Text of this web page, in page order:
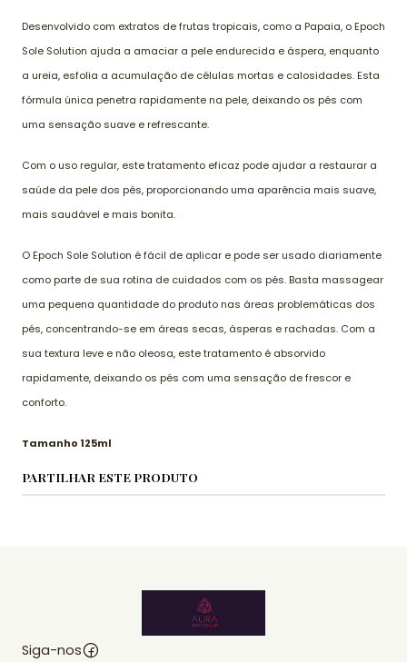
Desenvolvido com extratos de frutas tropicais, como a Papaia, o Epoch
Sole Solution ajuda a amaciar a pele endurecida e áspera, enquanto
a ureia, esfolia a acumulação de células mortas e calosidades. Esta
fórmula única penetra rapidamente na pele, deixando os pés com
uma sensação suave e refrescante.
Com o uso regular, este tratamento eficaz pode ajudar a restaurar a
saúde da pele dos pés, proporcionando uma aparência mais suave,
mais saudável e mais bonita.
O Epoch Sole Solution é fácil de aplicar e pode ser usado diariamente
como parte de sua rotina de cuidados com os pés. Basta massagear
uma pequena quantidade do produto nas áreas problemáticas dos
pés, concentrando-se em áreas secas, ásperas e rachadas. Com a
sua textura leve e não oleosa, este tratamento é absorvido
rapidamente, deixando os pés com uma sensação de frescor e
conforto.
Tamanho 125ml
PARTILHAR ESTE PRODUTO
Siga-nos